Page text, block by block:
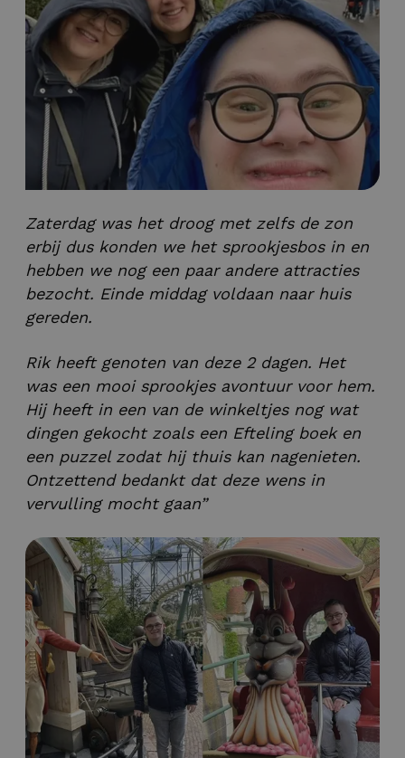
Zaterdag was het droog met zelfs de zon
erbij dus konden we het sprookjesbos in en
hebben we nog een paar andere attracties
bezocht. Einde middag voldaan naar huis
gereden.
Rik heeft genoten van deze 2 dagen. Het
was een mooi sprookjes avontuur voor hem.
Hij heeft in een van de winkeltjes nog wat
dingen gekocht zoals een Efteling boek en
een puzzel zodat hij thuis kan nagenieten.
Ontzettend bedankt dat deze wens in
vervulling mocht gaan”